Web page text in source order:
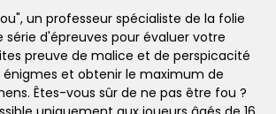
un professeur spécialiste de la folie
série d'épreuves pour évaluer votre
preuve de malice et de perspicacité
énigmes et obtenir le maximum de
Êtes-vous sûr de ne pas être fou ?